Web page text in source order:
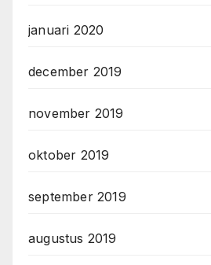
januari 2020
december 2019
november 2019
oktober 2019
september 2019
augustus 2019